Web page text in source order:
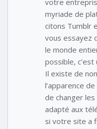
votre
myriade de
citons Tumblr
vous essayez
le monde
possible,
Il existe de
l’apparence
de changer les
adapté aux
si votre site a